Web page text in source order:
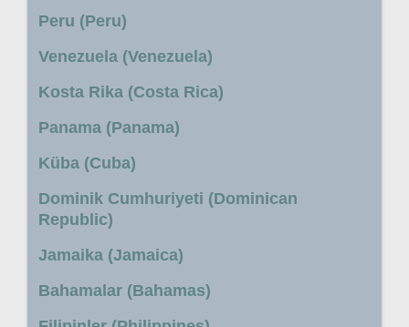
Peru (Peru)
Venezuela (Venezuela)
Kosta Rika (Costa Rica)
Panama (Panama)
Küba (Cuba)
Dominik Cumhuriyeti (Dominican
Republic)
Jamaika (Jamaica)
Bahamalar (Bahamas)